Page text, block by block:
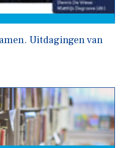
Uitdagingen van